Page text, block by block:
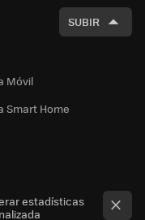
SUBIR
Móvil
Smart Home
estadísticas